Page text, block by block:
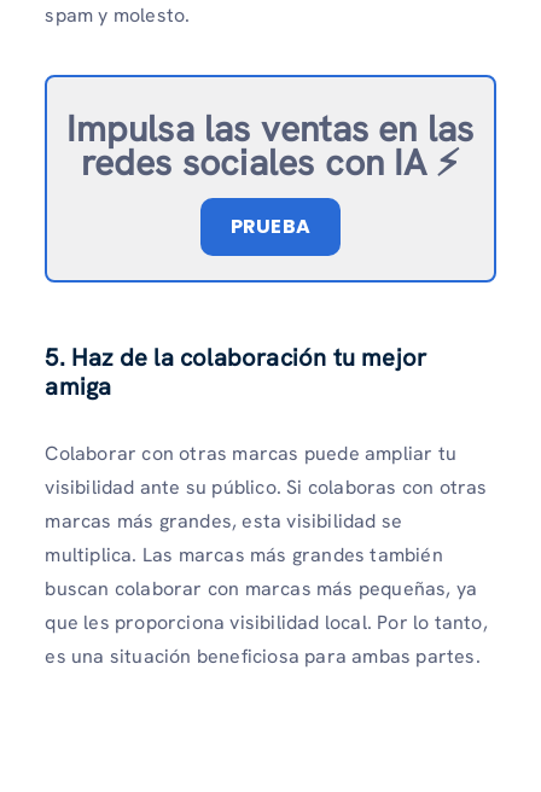
spam y molesto.
Impulsa las ventas en las
redes sociales con IA ⚡️
PRUEBA
5. Haz de la colaboración tu mejor
amiga
Colaborar con otras marcas puede ampliar tu
visibilidad ante su público. Si colaboras con otras
marcas más grandes, esta visibilidad se
multiplica. Las marcas más grandes también
buscan colaborar con marcas más pequeñas, ya
que les proporciona visibilidad local. Por lo tanto,
es una situación beneficiosa para ambas partes.